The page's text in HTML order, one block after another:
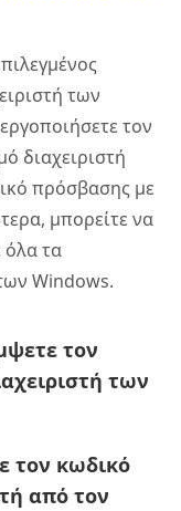
των
τον
διαχειριστή
πρόσβασης με
μπορείτε να
τα
Windows.
τον
των
τον κωδικό
από τον